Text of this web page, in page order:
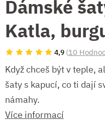
Dámské
Katla,
4,9 (10
Když chceš být v teple,
šaty s kapucí, co ti dají
námahy.
Více informací